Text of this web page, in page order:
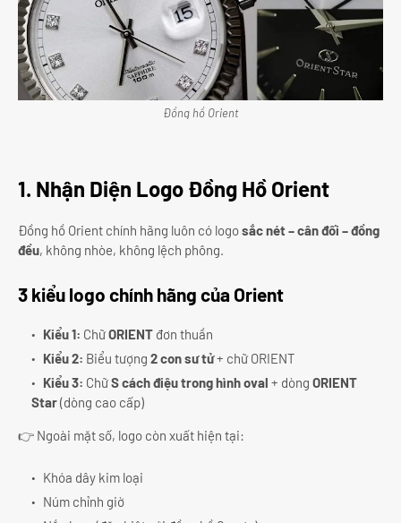
Đồng hồ Orient
1. Nhận Diện Logo Đồng Hồ Orient
Đồng hồ Orient chính hãng luôn có logosắc nét – cân đối – đồng
đều, không nhòe, không lệch phông.
3 kiểu logo chính hãng của Orient
Kiểu 1: ChữORIENT đơn thuần
Kiểu 2: Biểu tượng 2 con sư tử+ chữ ORIENT
Kiểu 3: ChữS cách điệu trong hình oval + dòng ORIENT
Star(dòng cao cấp)
👉 Ngoài mặt số, logo còn xuất hiện tại:
Khóa dây kim loại
Núm chỉnh giờ